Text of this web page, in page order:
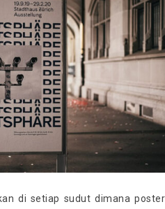
di setiap sudut dimana poster